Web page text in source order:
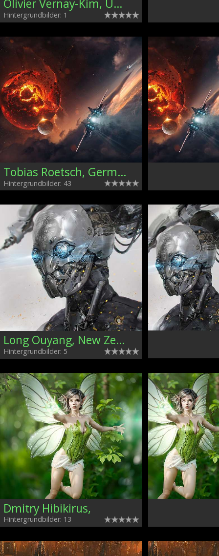
Olivier Vernay-Kim, United States
Hintergrundbilder: 1
Tobias Roetsch, Germany
Hintergrundbilder: 43
Long Ouyang, New Zealand
Hintergrundbilder: 5
Dmitry Hibikirus,
Hintergrundbilder: 13